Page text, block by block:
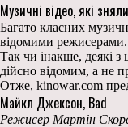
Музичні відео, які
Багато класних
відомими режисерами.
Так чи інакше, деякі
дійсно відомим, а не
Отже, kinowar.com
Майкл Джексон, Bad
Режисер Мартін